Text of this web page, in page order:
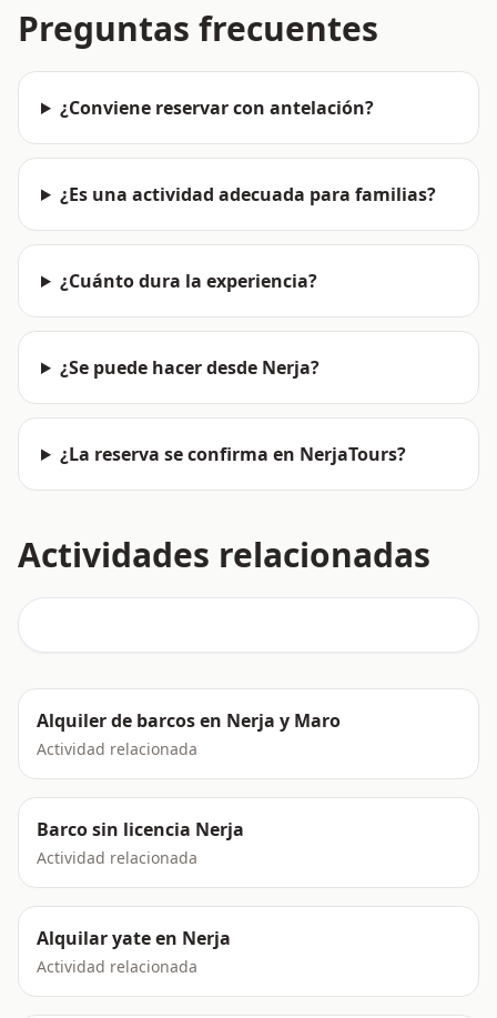
Preguntas frecuentes
¿Conviene reservar con antelación?
¿Es una actividad adecuada para familias?
¿Cuánto dura la experiencia?
¿Se puede hacer desde Nerja?
¿La reserva se confirma en NerjaTours?
Actividades relacionadas
Alquiler de barcos en Nerja y Maro
Actividad relacionada
Barco sin licencia Nerja
Actividad relacionada
Alquilar yate en Nerja
Actividad relacionada